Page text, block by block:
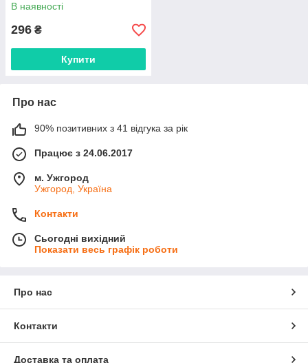
В наявності
296 ₴
Купити
Про нас
90% позитивних з 41 відгука за рік
Працює з 24.06.2017
м. Ужгород
Ужгород, Україна
Контакти
Сьогодні вихідний
Показати весь графік роботи
Про нас
Контакти
Доставка та оплата